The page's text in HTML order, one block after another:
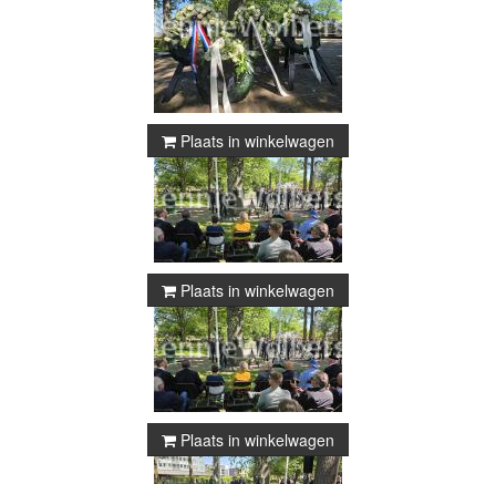
Plaats in winkelwagen
Plaats in winkelwagen
Plaats in winkelwagen